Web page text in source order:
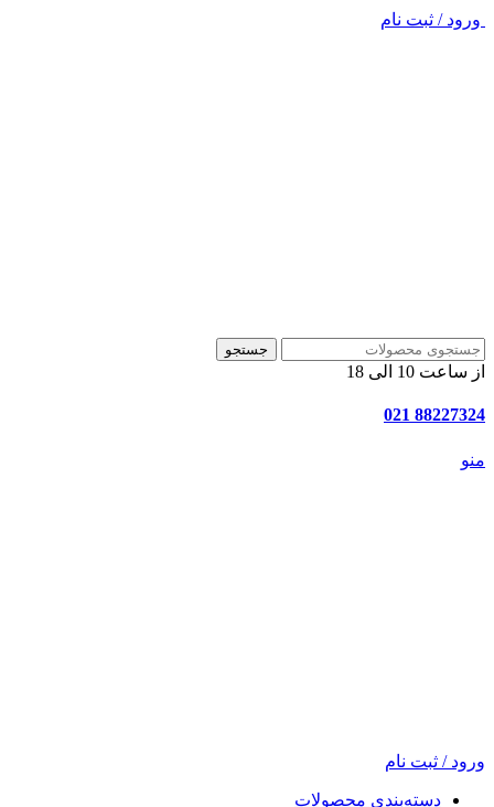
ورود / ثبت نام
جستجو
از ساعت 10 الی 18
88227324 021
منو
ورود / ثبت نام
دسته‌بندی محصولات